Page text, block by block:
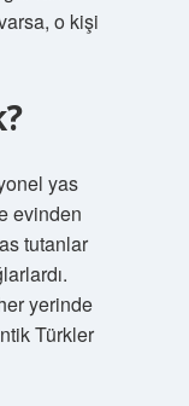
o kişi
yas
evinden
tutanlar
yerinde
Türkler